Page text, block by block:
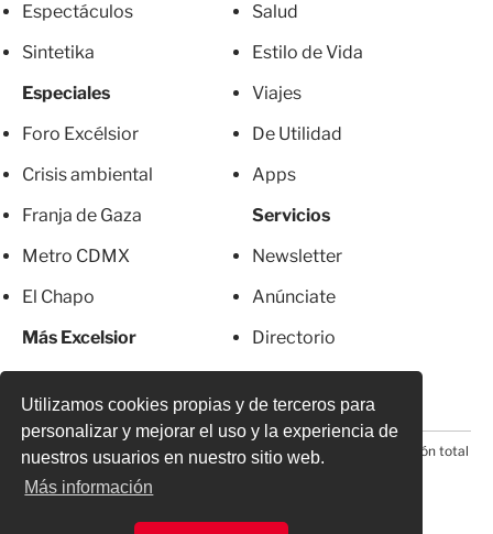
Utilizamos cookies propias y de terceros para
personalizar y mejorar el uso y la experiencia de
nuestros usuarios en nuestro sitio web.
Más información
Espectáculos
Sintetika
Especiales
Foro Excélsior
Crisis ambiental
Franja de Gaza
Metro CDMX
El Chapo
Más Excelsior
Salud
Estilo de Vida
Viajes
De Utilidad
Apps
Servicios
Newsletter
Anúnciate
Directorio
© 2026 Todos los derechos reservados. Prohibida la reproducción total
o parcial, incluyendo cualquier medio electrónico*